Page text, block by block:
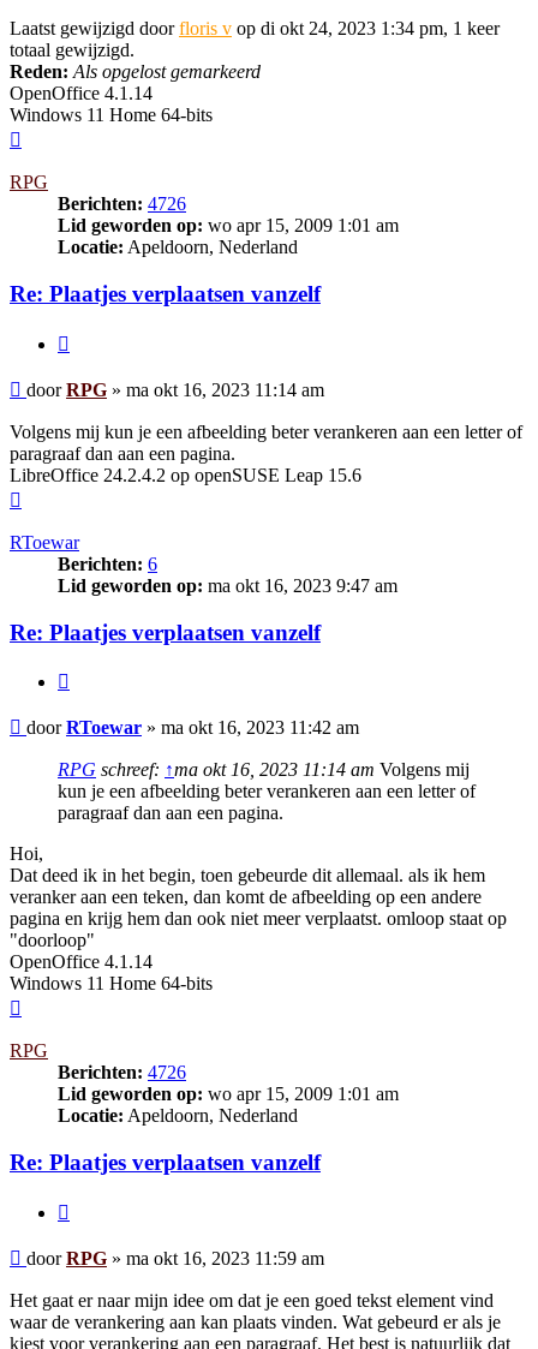
Laatst gewijzigd doorfloris v op di okt 24, 2023 1:34 pm, 1 keer
totaal gewijzigd.
Reden: Als opgelost gemarkeerd
OpenOffice 4.1.14
Windows 11 Home 64-bits
RPG
Berichten: 4726
Lid geworden op: wo apr 15, 2009 1:01 am
Locatie: Apeldoorn, Nederland
Re: Plaatjes verplaatsen vanzelf
Bericht
doorRPG » ma okt 16, 2023 11:14 am
Volgens mij kun je een afbeelding beter verankeren aan een letter of
paragraaf dan aan een pagina.
LibreOffice 24.2.4.2 op openSUSE Leap 15.6
RToewar
Berichten: 6
Lid geworden op: ma okt 16, 2023 9:47 am
Re: Plaatjes verplaatsen vanzelf
Bericht
doorRToewar » ma okt 16, 2023 11:42 am
RPG schreef: ↑ma okt 16, 2023 11:14 am Volgens mij
kun je een afbeelding beter verankeren aan een letter of
paragraaf dan aan een pagina.
Hoi,
Dat deed ik in het begin, toen gebeurde dit allemaal. als ik hem
veranker aan een teken, dan komt de afbeelding op een andere
pagina en krijg hem dan ook niet meer verplaatst. omloop staat op
"doorloop"
OpenOffice 4.1.14
Windows 11 Home 64-bits
RPG
Berichten: 4726
Lid geworden op: wo apr 15, 2009 1:01 am
Locatie: Apeldoorn, Nederland
Re: Plaatjes verplaatsen vanzelf
Bericht
doorRPG » ma okt 16, 2023 11:59 am
Het gaat er naar mijn idee om dat je een goed tekst element vind
waar de verankering aan kan plaats vinden. Wat gebeurd er als je
kiest voor verankering aan een paragraaf. Het best is natuurlijk dat